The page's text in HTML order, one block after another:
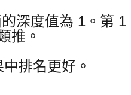
深度值為 1。第
推。
排名更好。